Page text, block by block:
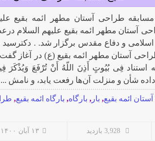
مسابقه طراحی آستان مطهر ائمه بقیع
اسلامی و دفاع مقدس برگزار شد. .
آستان مطهر ائمه بقیع (ع) در آغاز
استناد فِی بُیُوتٍ أَذِنَ اللّهُ أَنْ تُرْفَعَ وَیُذْکَرَ
شأن و منزلت آن‌ها رفعت یابد، و نامش ...
آستان ائمه بقیع, بار, بارگاه, بارگاه ائمه بقیع,
3,928 بازدید ۱۳ آبان ۱۴۰۰